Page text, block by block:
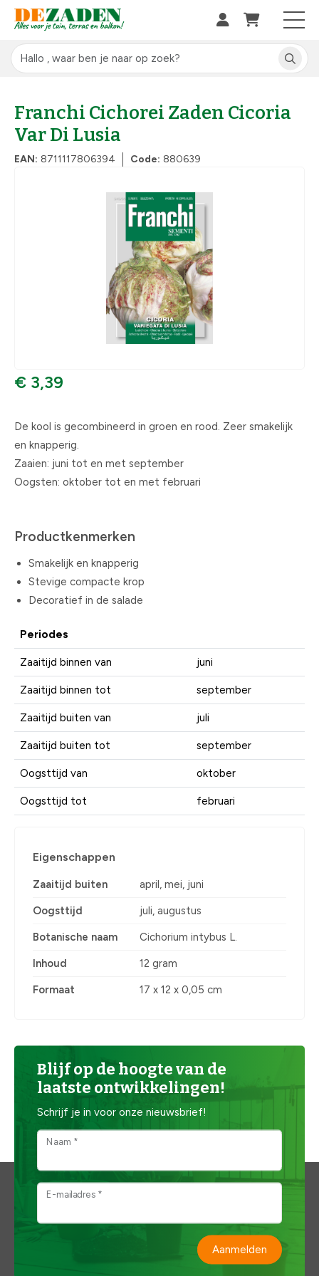
Franchi Cichorei Zaden Cicoria
Var Di Lusia
EAN: 8711117806394 Code: 880639
€ 3,39
De kool is gecombineerd in groen en rood. Zeer smakelijk
en knapperig.
Zaaien: juni tot en met september
Oogsten: oktober tot en met februari
Productkenmerken
Smakelijk en knapperig
Stevige compacte krop
Decoratief in de salade
Periodes
Zaaitijd binnen van juni
Zaaitijd binnen tot september
Zaaitijd buiten van juli
Zaaitijd buiten tot september
Oogsttijd van oktober
Oogsttijd tot februari
Eigenschappen
Zaaitijd buiten april, mei, juni
Oogsttijd juli, augustus
Botanische naam Cichorium intybus L.
Inhoud 12 gram
Formaat 17 x 12 x 0,05 cm
Blijf op de hoogte van de
laatste ontwikkelingen!
Schrijf je in voor onze nieuwsbrief!
Naam *
E-mailadres *
Aanmelden